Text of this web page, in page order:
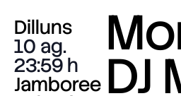
Dilluns
10 ag.
23:59
Jamboree DJ